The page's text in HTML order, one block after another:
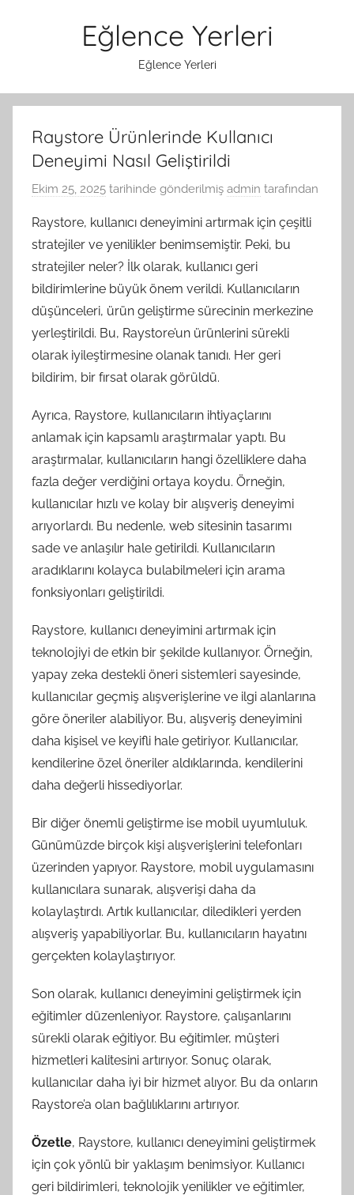
Eğlence Yerleri
Eğlence Yerleri
Raystore Ürünlerinde Kullanıcı
Deneyimi Nasıl Geliştirildi
Ekim 25, 2025 tarihinde gönderilmiş admin tarafından
Raystore, kullanıcı deneyimini artırmak için çeşitli
stratejiler ve yenilikler benimsemiştir. Peki, bu
stratejiler neler? İlk olarak, kullanıcı geri
bildirimlerine büyük önem verildi. Kullanıcıların
düşünceleri, ürün geliştirme sürecinin merkezine
yerleştirildi. Bu, Raystore’un ürünlerini sürekli
olarak iyileştirmesine olanak tanıdı. Her geri
bildirim, bir fırsat olarak görüldü.
Ayrıca, Raystore, kullanıcıların ihtiyaçlarını
anlamak için kapsamlı araştırmalar yaptı. Bu
araştırmalar, kullanıcıların hangi özelliklere daha
fazla değer verdiğini ortaya koydu. Örneğin,
kullanıcılar hızlı ve kolay bir alışveriş deneyimi
arıyorlardı. Bu nedenle, web sitesinin tasarımı
sade ve anlaşılır hale getirildi. Kullanıcıların
aradıklarını kolayca bulabilmeleri için arama
fonksiyonları geliştirildi.
Raystore, kullanıcı deneyimini artırmak için
teknolojiyi de etkin bir şekilde kullanıyor. Örneğin,
yapay zeka destekli öneri sistemleri sayesinde,
kullanıcılar geçmiş alışverişlerine ve ilgi alanlarına
göre öneriler alabiliyor. Bu, alışveriş deneyimini
daha kişisel ve keyifli hale getiriyor. Kullanıcılar,
kendilerine özel öneriler aldıklarında, kendilerini
daha değerli hissediyorlar.
Bir diğer önemli geliştirme ise mobil uyumluluk.
Günümüzde birçok kişi alışverişlerini telefonları
üzerinden yapıyor. Raystore, mobil uygulamasını
kullanıcılara sunarak, alışverişi daha da
kolaylaştırdı. Artık kullanıcılar, diledikleri yerden
alışveriş yapabiliyorlar. Bu, kullanıcıların hayatını
gerçekten kolaylaştırıyor.
Son olarak, kullanıcı deneyimini geliştirmek için
eğitimler düzenleniyor. Raystore, çalışanlarını
sürekli olarak eğitiyor. Bu eğitimler, müşteri
hizmetleri kalitesini artırıyor. Sonuç olarak,
kullanıcılar daha iyi bir hizmet alıyor. Bu da onların
Raystore’a olan bağlılıklarını artırıyor.
Özetle, Raystore, kullanıcı deneyimini geliştirmek
için çok yönlü bir yaklaşım benimsiyor. Kullanıcı
geri bildirimleri, teknolojik yenilikler ve eğitimler,